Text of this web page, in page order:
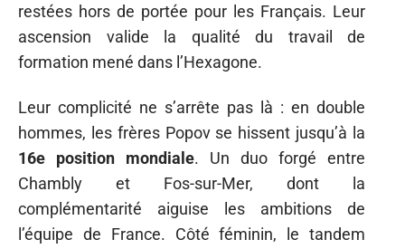
restées hors de portée pour les Français. Leur
ascension valide la qualité du travail de
formation mené dans l’Hexagone.
Leur complicité ne s’arrête pas là : en double
hommes, les frères Popov se hissent jusqu’à la
16e position mondiale. Un duo forgé entre
Chambly et Fos-sur-Mer, dont la
complémentarité aiguise les ambitions de
l’équipe de France. Côté féminin, le tandem